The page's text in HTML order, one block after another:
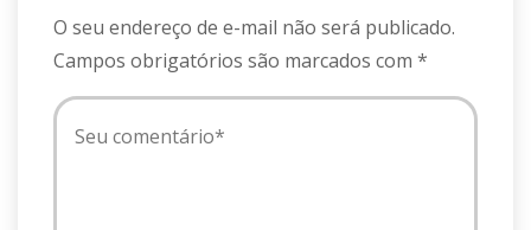
O seu endereço de e-mail não será publicado.
Campos obrigatórios são marcados com *